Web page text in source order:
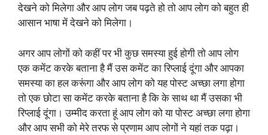
देखने को मिलेगा और आप लोग जब पढ़ते हो तो आप लोग को बहुत ही
आसान भाषा में देखने को मिलेगा।
अगर आप लोगों को कहीं पर भी कुछ समस्या हुई होगी तो आप लोग
एक कमेंट करके बताना है मैं उस कमेंट का रिप्लाई दूंगा और आपका
समस्या का हल करूंगा और आप लोग को यह पोस्ट अच्छा लगा होगा
तो एक छोटा सा कमेंट करके बताना है कि के साथ था मैं उसका भी
रिप्लाई दूंगा। उम्मीद करता हूं आप लोग को या पोस्ट अच्छा लगा होगा
और आप सभी को मेरे तरफ से प्रणाम आप लोगों ने यहां तक पढ़ा।